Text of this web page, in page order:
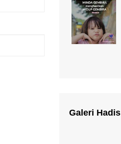
Galeri Hadis